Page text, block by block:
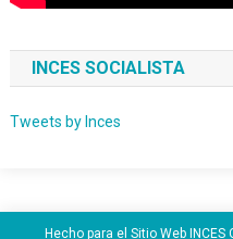
INCES SOCIALISTA
Tweets by Inces
Hecho para el Sitio Web